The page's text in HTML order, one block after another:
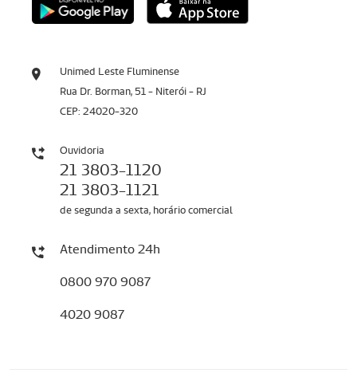
Unimed Leste Fluminense
Rua Dr. Borman, 51 - Niterói - RJ
CEP: 24020-320
Ouvidoria
21 3803-1120
21 3803-1121
de segunda a sexta, horário comercial
Atendimento 24h
0800 970 9087
4020 9087